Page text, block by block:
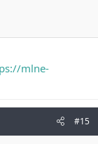
mlne-
#15